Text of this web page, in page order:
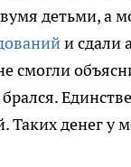
детьми, а
и сдали
смогли
Таких денег у